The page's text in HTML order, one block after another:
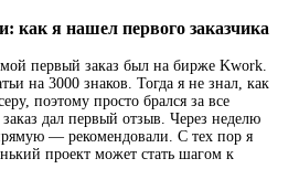
как я нашел первого заказчика
мой первый заказ был на бирже Kwork.
на 3000 знаков. Тогда я не знал, как
поэтому просто брался за все
дал первый отзыв. Через неделю
— рекомендовали. С тех пор я
проект может стать шагом к